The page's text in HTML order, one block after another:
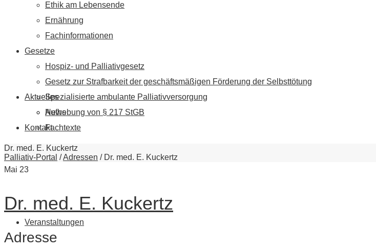
Aktuelles
News
Fachtexte
Veranstaltungen
Ethik am Lebensende
Ernährung
Fachinformationen
Gesetze
Hospiz- und Palliativgesetz
Gesetz zur Strafbarkeit der geschäftsmäßigen Förderung der Selbsttötung
Spezialisierte ambulante Palliativversorgung
Aufhebung von § 217 StGB
Kontakt
Dr. med. E. Kuckertz
Palliativ-Portal /Adressen / Dr. med. E. Kuckertz
Mai 23
Dr. med. E. Kuckertz
Adresse